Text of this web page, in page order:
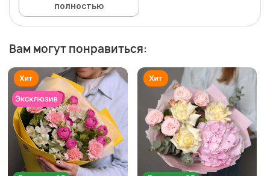
полностью
Вам могут понравиться: